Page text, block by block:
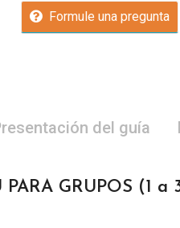
Formule una pregunta
del guía
GRUPOS (1 a